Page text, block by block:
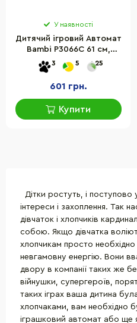
У наявності
Дитячий ігровий Автомат
Bambi P3066C 61 см,
пластикові кульки, лазер
3 5 25
601 грн.
Купити
Дітки ростуть, і
інтереси і захоплення. Так
дівчаток і хлопчиків
собою. Якщо дівчатка
хлопчикам просто
невгамовну енергію. Вони
двору в компанії таких же
війнушки, супергероїв,
таких іграх ваша дитина
хлопчаками, вам необхідно
іграшковий автомат або ще